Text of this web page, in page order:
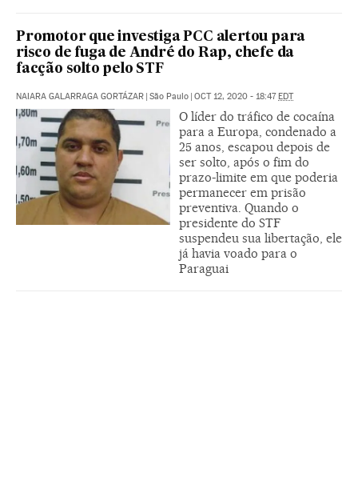
Promotor que investiga PCC alertou para
risco de fuga de André do Rap, chefe da
facção solto pelo STF
NAIARA GALARRAGA GORTÁZAR | São Paulo | OCT 12, 2020 - 18:47EDT
O líder do tráfico de cocaína
para a Europa, condenado a
25 anos, escapou depois de
ser solto, após o fim do
prazo-limite em que poderia
permanecer em prisão
preventiva. Quando o
presidente do STF
suspendeu sua libertação, ele
já havia voado para o
Paraguai